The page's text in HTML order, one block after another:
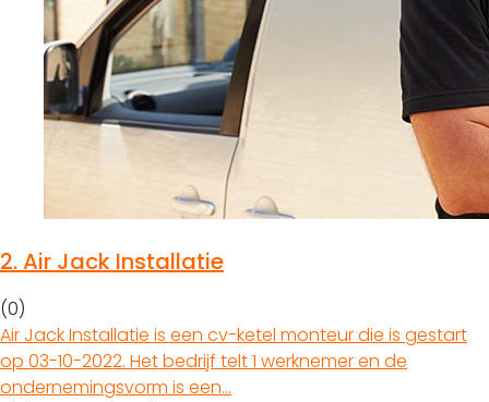
2.Air Jack Installatie
(0)
Air Jack Installatie is een cv-ketel monteur die is gestart
op 03-10-2022. Het bedrijf telt 1 werknemer en de
ondernemingsvorm is een…